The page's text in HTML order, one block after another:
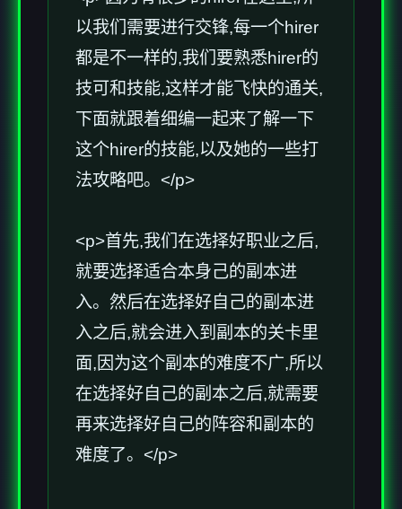
以我们需要进行交锋,每一个hirer
都是不一样的,我们要熟悉hirer的
技可和技能,这样才能飞快的通关,
下面就跟着细编一起来了解一下
这个hirer的技能,以及她的一些打
法攻略吧。</p>
<p>首先,我们在选择好职业之后,
就要选择适合本身己的副本进
入。然后在选择好自己的副本进
入之后,就会进入到副本的关卡里
面,因为这个副本的难度不广,所以
在选择好自己的副本之后,就需要
再来选择好自己的阵容和副本的
难度了。</p>